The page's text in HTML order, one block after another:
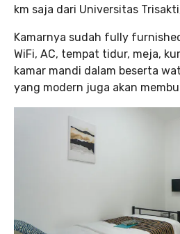
km saja dari Universitas
Kamarnya sudah fully
WiFi, AC, tempat tidur, meja,
kamar mandi dalam beserta
yang modern juga akan